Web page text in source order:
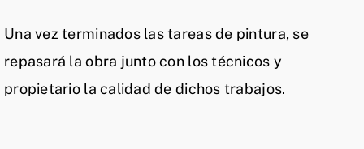
Una vez terminados las tareas de pintura, se
repasará la obra junto con los técnicos y
propietario la calidad de dichos trabajos.